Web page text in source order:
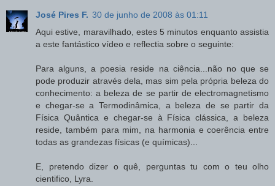
José Pires F. 30 de junho de 2008 às 01:11
Aqui estive, maravilhado, estes 5 minutos enquanto assistia
a este fantástico vídeo e reflectia sobre o seguinte:
Para alguns, a poesia reside na ciência...não no que se
pode produzir através dela, mas sim pela própria beleza do
conhecimento: a beleza de se partir de electromagnetismo
e chegar-se a Termodinâmica, a beleza de se partir da
Física Quântica e chegar-se à Física clássica, a beleza
reside, também para mim, na harmonia e coerência entre
todas as grandezas físicas (e químicas)...
E, pretendo dizer o quê, perguntas tu com o teu olho
cientifico, Lyra.